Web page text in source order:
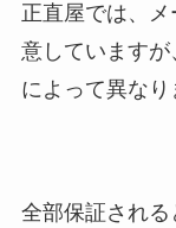
正直屋では、
意しています
によって異なり
全部保証され